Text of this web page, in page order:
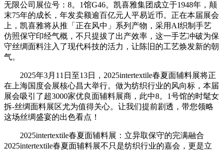
无限公司展位号：8。1馆G46。凯喜雅集团成立于1948年，颠
末75年的成长，年发卖额逾百亿元人平易近币。正在本届展会
上，凯喜雅将从推「正在风中」系列产物，采用AI织制手艺
仿照保守印经气概，不只提拔了出产效率，这一手艺冲破为保
守丝绸面料注入了现代科技的活力，让陈旧的工艺焕发新的朝
气。
2025年3月11日至13日，2025intertextile春夏面辅料展将正
在上海国度会展核心昌大举行。做为纺织行业的风向标，本届
展会吸引了超3000家优良面辅料展商，此中8。1号馆的时髦女
拆-丝绸面料展区尤为值得关心。让我们提前剧透，带您领略
这场丝绸盛宴的出色看点！
2025intertextile春夏面辅料展：立异取保守的完满融合
2025intertextile春夏面辅料展不只是纺织行业的嘉会，更是立